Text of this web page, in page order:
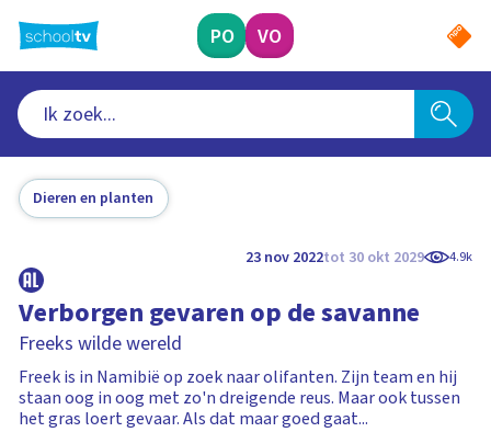
naar
hoofdinhoud
PO VO
Dieren en planten
23 nov 2022tot 30 okt 2029 4.9k
Verborgen gevaren op de savanne
Freeks wilde wereld
Freek is in Namibië op zoek naar olifanten. Zijn team en hij
staan oog in oog met zo'n dreigende reus. Maar ook tussen
het gras loert gevaar. Als dat maar goed gaat...